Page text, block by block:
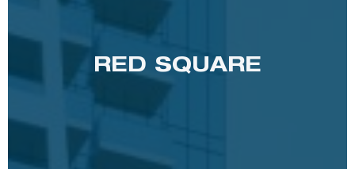
RED SQUARE